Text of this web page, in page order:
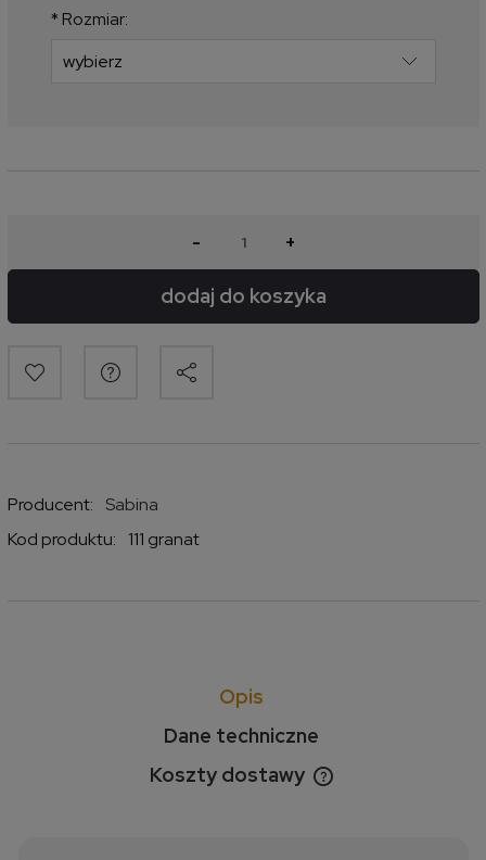
* Rozmiar:
- +
dodaj do koszyka
Producent:
Sabina
Kod produktu:
111 granat
Opis
Dane techniczne
Koszty dostawy
Cena nie zawiera ewentualnych kosztów płatności